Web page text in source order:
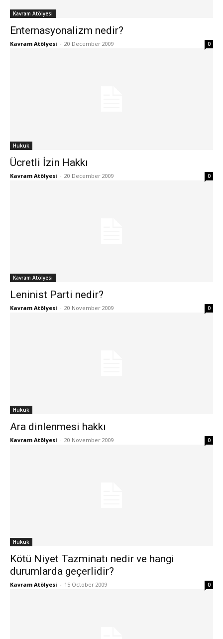
Kavram Atölyesi
Enternasyonalizm nedir?
Kavram Atölyesi - 20 December 2009 0
Hukuk
Ücretli İzin Hakkı
Kavram Atölyesi - 20 December 2009 0
Kavram Atölyesi
Leninist Parti nedir?
Kavram Atölyesi - 20 November 2009 0
Hukuk
Ara dinlenmesi hakkı
Kavram Atölyesi - 20 November 2009 0
Hukuk
Kötü Niyet Tazminatı nedir ve hangi
durumlarda geçerlidir?
Kavram Atölyesi - 15 October 2009 0